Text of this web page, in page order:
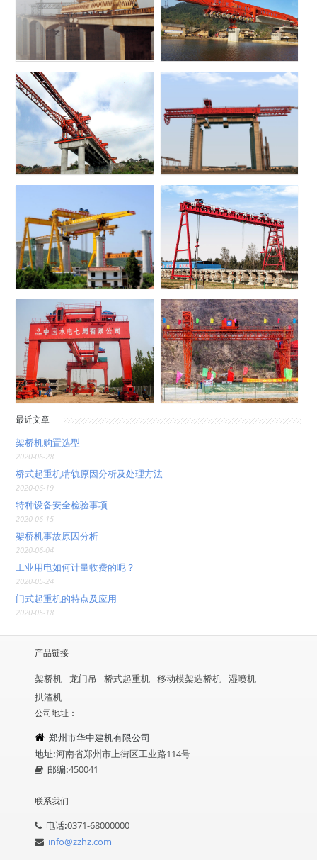
最近文章
架桥机购置选型
2020-06-28
桥式起重机啃轨原因分析及处理方法
2020-06-19
特种设备安全检验事项
2020-06-15
架桥机事故原因分析
2020-06-04
工业用电如何计量收费的呢？
2020-05-24
门式起重机的特点及应用
2020-05-18
产品链接
架桥机 龙门吊 桥式起重机 移动模架造桥机 湿喷机
扒渣机
公司地址：
郑州市华中建机有限公司
地址:河南省郑州市上街区工业路114号
邮编:450041
联系我们
电话:0371-68000000
info@zzhz.com